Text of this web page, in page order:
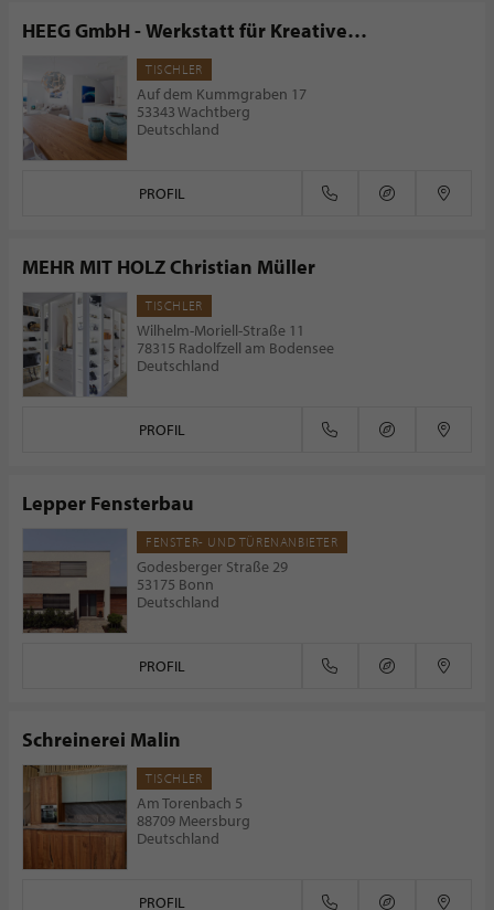
HEEG GmbH - Werkstatt für Kreative
EinrichtungenTISCHLER
Auf dem Kummgraben 17
53343 Wachtberg
Deutschland
PROFIL
MEHR MIT HOLZ Christian Müller
TISCHLER
Wilhelm-Moriell-Straße 11
78315 Radolfzell am Bodensee
Deutschland
PROFIL
Lepper Fensterbau
FENSTER- UND TÜRENANBIETER
Godesberger Straße 29
53175 Bonn
Deutschland
PROFIL
Schreinerei Malin
TISCHLER
Am Torenbach 5
88709 Meersburg
Deutschland
PROFIL